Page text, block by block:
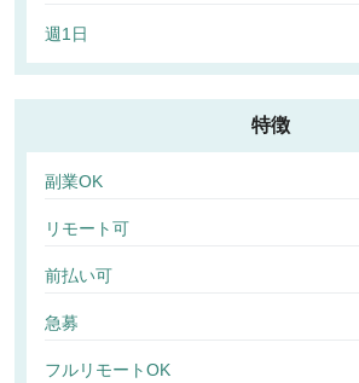
週1日
特徴
副業OK
リモート可
前払い可
急募
フルリモートOK